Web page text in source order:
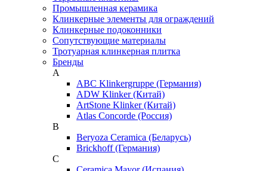
Промышленная керамика
Клинкерные элементы для ограждений
Клинкерные подоконники
Сопутствующие материалы
Тротуарная клинкерная плитка
Бренды
A
ABC Klinkergruppe (Германия)
ADW Klinker (Китай)
ArtStone Klinker (Китай)
Atlas Concorde (Россия)
B
Beryoza Ceramica (Беларусь)
Brickhoff (Германия)
C